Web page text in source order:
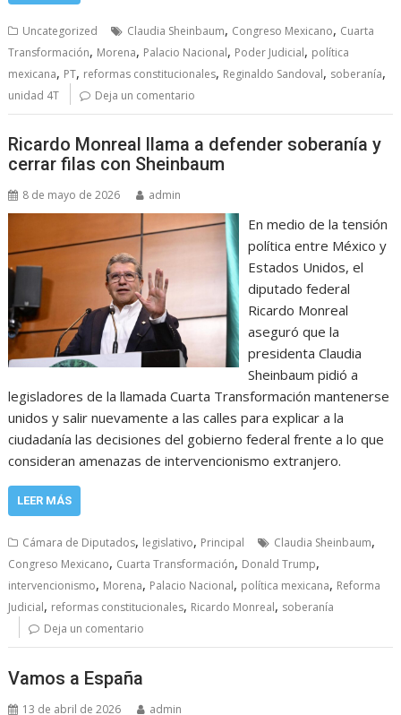
Uncategorized Claudia Sheinbaum, Congreso Mexicano, Cuarta
Transformación, Morena, Palacio Nacional, Poder Judicial, política
mexicana, PT, reformas constitucionales, Reginaldo Sandoval, soberanía,
unidad 4T Deja un comentario
Ricardo Monreal llama a defender soberanía y
cerrar filas con Sheinbaum
8 de mayo de 2026 admin
En medio de la tensión
política entre México y
Estados Unidos, el
diputado federal
Ricardo Monreal
aseguró que la
presidenta Claudia
Sheinbaum pidió a
legisladores de la llamada Cuarta Transformación mantenerse
unidos y salir nuevamente a las calles para explicar a la
ciudadanía las decisiones del gobierno federal frente a lo que
consideran amenazas de intervencionismo extranjero.
LEER MÁS
Cámara de Diputados, legislativo, Principal Claudia Sheinbaum,
Congreso Mexicano, Cuarta Transformación, Donald Trump,
intervencionismo, Morena, Palacio Nacional, política mexicana, Reforma
Judicial, reformas constitucionales, Ricardo Monreal, soberanía
Deja un comentario
Vamos a España
13 de abril de 2026 admin